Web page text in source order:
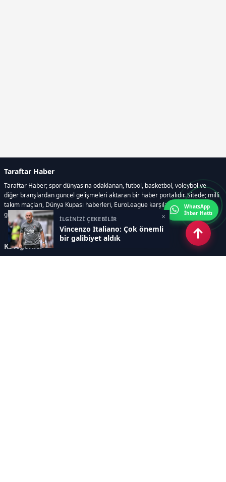
İLGİNİZİ ÇEKEBİLİR
Vincenzo Italiano: Çok önemli
bir galibiyet aldık
×
Taraftar Haber
Taraftar Haber; spor dünyasına odaklanan, futbol, basketbol, voleybol ve
diğer branşlardan güncel gelişmeleri aktaran bir haber portalıdır. Sitede; milli
takım maçları, Dünya Kupası haberleri, EuroLeague karşılaşmaları, transfer
gelişmeleri, sporcuların biyografileri, anketler yer almaktadır.
Kategoriler
WhatsApp
İhbar Hattı